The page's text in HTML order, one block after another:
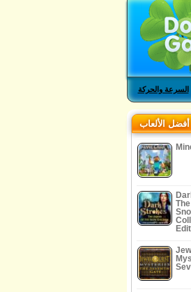
السرعة والحركة
أفضل الألعاب